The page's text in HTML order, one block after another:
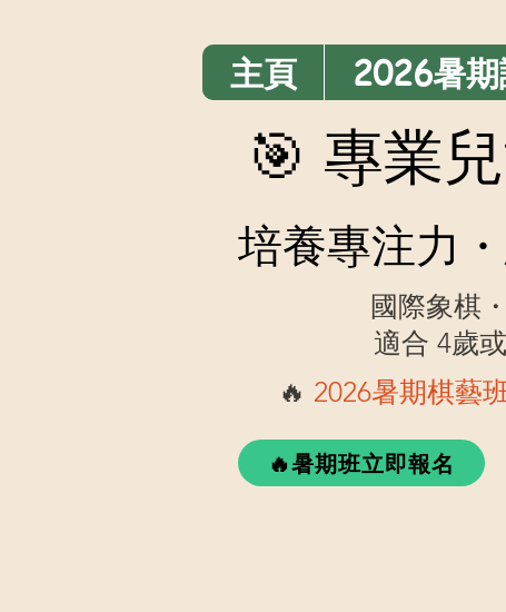
主頁 2026暑
🎯 專業
培養專注力
國際象棋
適合 4歲
🔥 2026暑期棋藝
🔥暑期班立即報名